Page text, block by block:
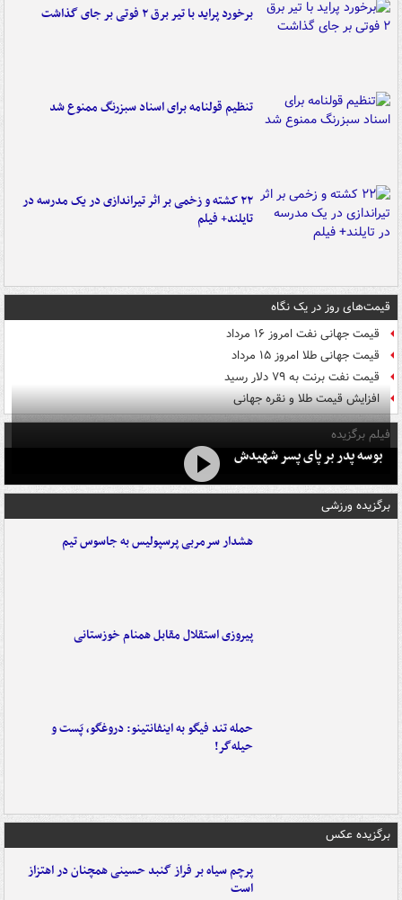
برخورد پراید با تیر برق ۲ فوتی بر جای گذاشت
تنظیم قولنامه برای اسناد سبزرنگ ممنوع شد
۲۲ کشته و زخمی بر اثر تیراندازی در یک مدرسه در
تایلند+ فیلم
قیمت‌های روز در یک نگاه
قیمت جهانی نفت امروز ۱۶ مرداد
قیمت جهانی طلا امروز ۱۵ مرداد
قیمت نفت برنت به ۷۹ دلار رسید
افزایش قیمت طلا و نقره جهانی
فیلم برگزیده
بوسه‌ پدر بر پای پسر شهیدش
برگزیده ورزشی
هشدار سرمربی پرسپولیس به جاسوس تیم
پیروزی استقلال مقابل همنام خوزستانی
حمله تند فیگو به اینفانتینو: دروغگو، پَست‌ و
حیله‌گر!
برگزیده عکس
پرچم سیاه بر فراز گنبد حسینی همچنان در اهتزاز
است